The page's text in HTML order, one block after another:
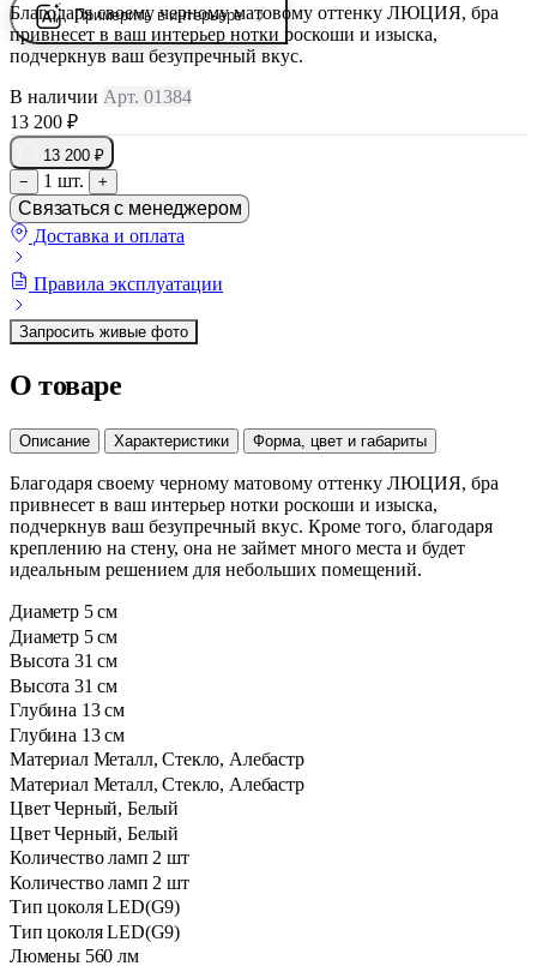
Примерить в интерьере
Благодаря своему черному матовому оттенку ЛЮЦИЯ, бра
привнесет в ваш интерьер нотки роскоши и изыска,
подчеркнув ваш безупречный вкус.
В наличии Арт. 01384
13 200 ₽
13 200 ₽
−
1 шт. +
Связаться с менеджером
Доставка и оплата
Правила эксплуатации
Запросить живые фото
О товаре
Описание Характеристики Форма, цвет и габариты
Благодаря своему черному матовому оттенку ЛЮЦИЯ, бра
привнесет в ваш интерьер нотки роскоши и изыска,
подчеркнув ваш безупречный вкус. Кроме того, благодаря
креплению на стену, она не займет много места и будет
идеальным решением для небольших помещений.
Диаметр 5 см
Диаметр 5 см
Высота 31 см
Высота 31 см
Глубина 13 см
Глубина 13 см
Материал Металл, Стекло, Алебастр
Материал Металл, Стекло, Алебастр
Цвет Черный, Белый
Цвет Черный, Белый
Количество ламп 2 шт
Количество ламп 2 шт
Тип цоколя LED(G9)
Тип цоколя LED(G9)
⁠Люмены 560 лм